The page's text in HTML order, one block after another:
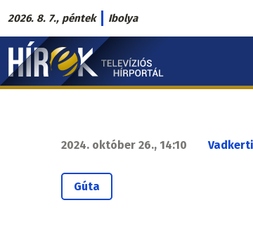
Ugrás
a
tartalomra
2026. 8. 7., péntek Ibolya
Hírek.sk
fő
2024. október 26., 14:10
Gúta